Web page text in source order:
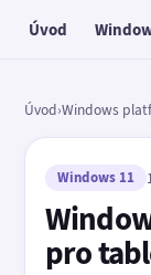
Úvod
Úvod›Windows
Windows 11
pro